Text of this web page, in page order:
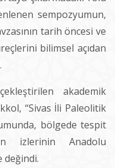
sempozyumun,
tarih öncesi ve
bilimsel açıdan
akademik
“Sivas İli Paleolitik
bölgede tespit
izlerinin Anadolu
değindi.